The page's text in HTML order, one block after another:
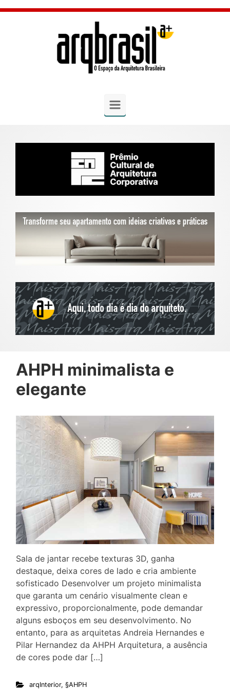
Skip to main content
AHPH minimalista e
elegante
Sala de jantar recebe texturas 3D, ganha
destaque, deixa cores de lado e cria ambiente
sofisticado Desenvolver um projeto minimalista
que garanta um cenário visualmente clean e
expressivo, proporcionalmente, pode demandar
alguns esboços em seu desenvolvimento. No
entanto, para as arquitetas Andreia Hernandes e
Pilar Hernandez da AHPH Arquitetura, a ausência
de cores pode dar […]
arqInterior, §AHPH